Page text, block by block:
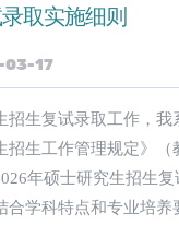
取实施细则
03-17
招生复试录取工作，我
招生工作管理规定》（
年硕士研究生招生
合学科特点和专业培养